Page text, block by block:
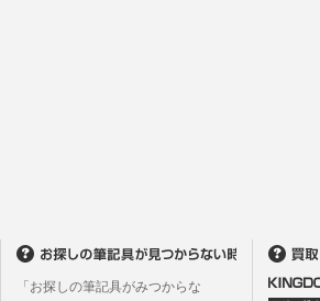
「お探しの筆記具がみつからな